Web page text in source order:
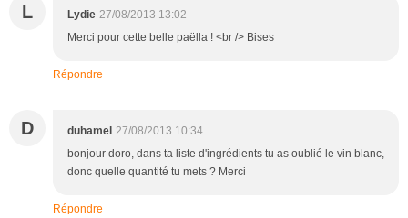
L Lydie 27/08/2013 13:02
Merci pour cette belle paëlla ! <br /> Bises
Répondre
D duhamel 27/08/2013 10:34
bonjour doro, dans ta liste d'ingrédients tu as oublié le vin blanc,
donc quelle quantité tu mets ? Merci
Répondre